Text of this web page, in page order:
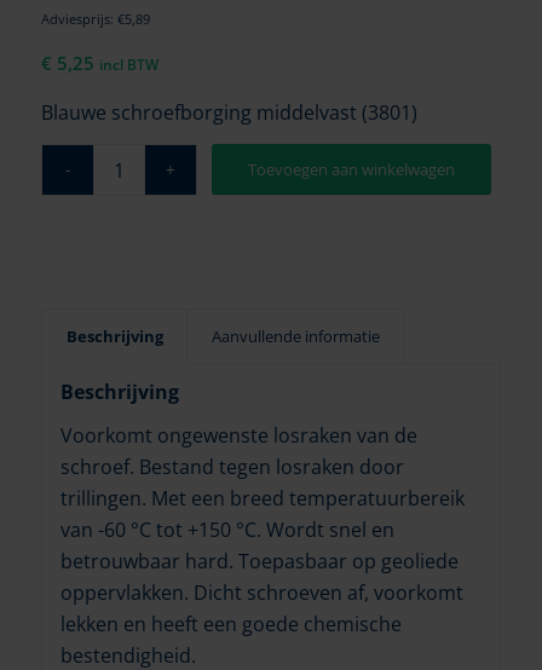
Adviesprijs: €5,89
€ 5,25 incl BTW
Blauwe schroefborging middelvast (3801)
Toevoegen aan winkelwagen
Beschrijving Aanvullende informatie
Beschrijving
Voorkomt ongewenste losraken van de
schroef. Bestand tegen losraken door
trillingen. Met een breed temperatuurbereik
van -60 °C tot +150 °C. Wordt snel en
betrouwbaar hard. Toepasbaar op geoliede
oppervlakken. Dicht schroeven af, voorkomt
lekken en heeft een goede chemische
bestendigheid.